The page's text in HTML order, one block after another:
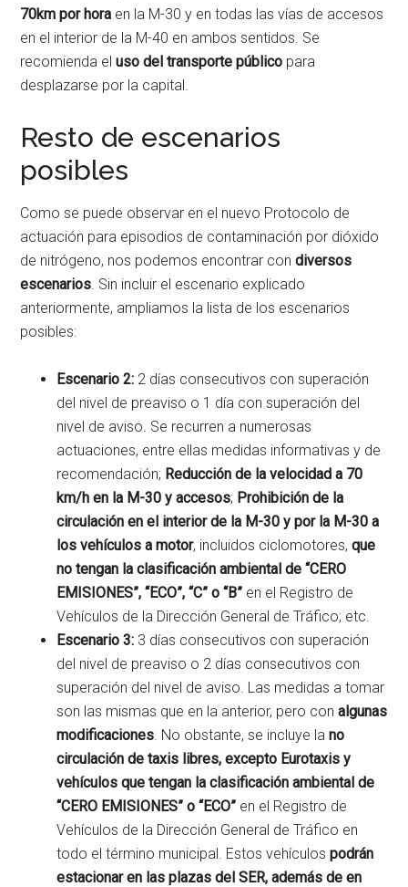
70km por hora en la M-30 y en todas las vías de accesos
en el interior de la M-40 en ambos sentidos. Se
recomienda eluso del transporte público para
desplazarse por la capital.
Resto de escenarios
posibles
Como se puede observar en el nuevo Protocolo de
actuación para episodios de contaminación por dióxido
de nitrógeno, nos podemos encontrar condiversos
escenarios . Sin incluir el escenario explicado
anteriormente, ampliamos la lista de los escenarios
posibles:
Escenario 2: 2 días consecutivos con superación
del nivel de preaviso o 1 día con superación del
nivel de aviso. Se recurren a numerosas
actuaciones, entre ellas medidas informativas y de
recomendación; Reducción de la velocidad a 70
km/h en la M-30 y accesos; Prohibición de la
circulación en el interior de la M-30 y por la M-30 a
los vehículos a motor, incluidos ciclomotores,que
no tengan la clasificación ambiental de “CERO
EMISIONES”, “ECO”, “C” o “B” en el Registro de
Vehículos de la Dirección General de Tráfico; etc.
Escenario 3: 3 días consecutivos con superación
del nivel de preaviso o 2 días consecutivos con
superación del nivel de aviso. Las medidas a tomar
son las mismas que en la anterior, pero con algunas
modificaciones . No obstante, se incluye la no
circulación de taxis libres, excepto Eurotaxis y
vehículos que tengan la clasificación ambiental de
“CERO EMISIONES” o “ECO” en el Registro de
Vehículos de la Dirección General de Tráfico en
todo el término municipal. Estos vehículospodrán
estacionar en las plazas del SER, además de en